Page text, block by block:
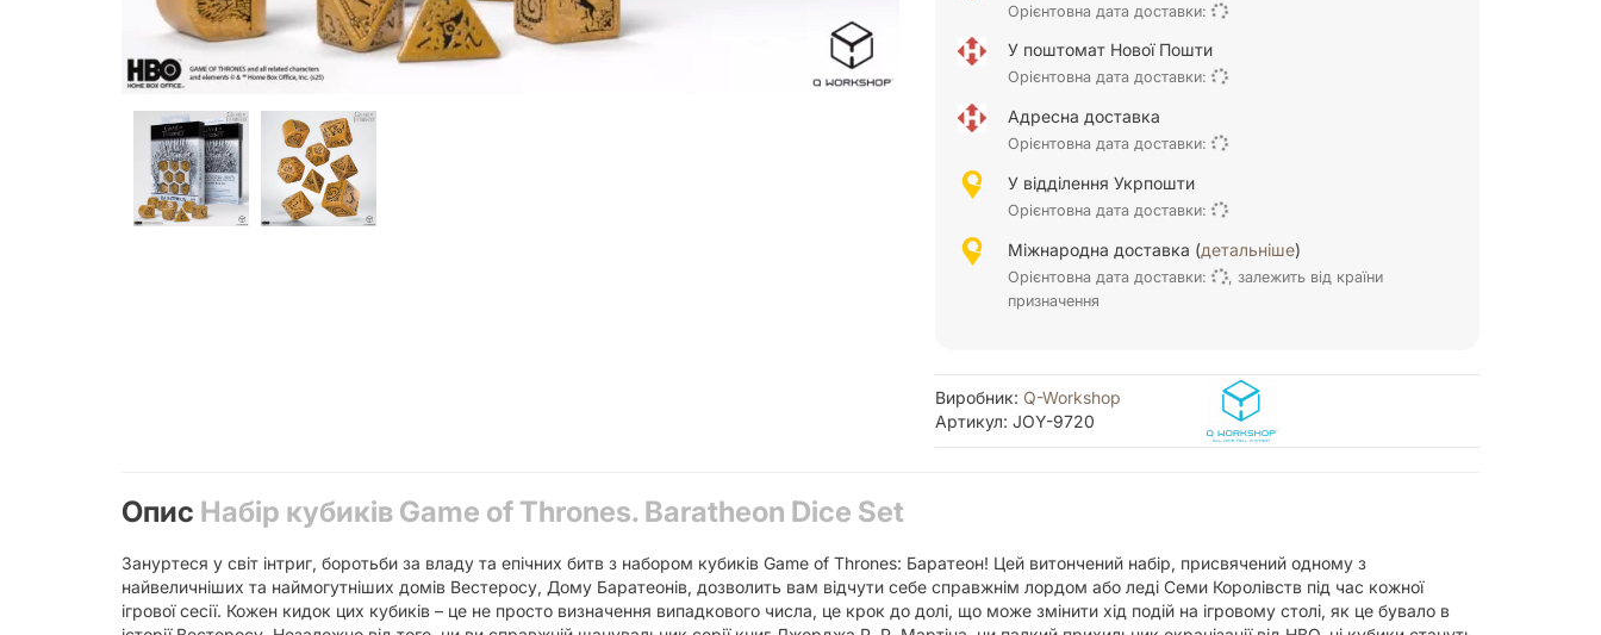
Орієнтовна дата доставки:
У поштомат Нової Пошти
Орієнтовна дата доставки:
Адресна доставка
Орієнтовна дата доставки:
У відділення Укрпошти
Орієнтовна дата доставки:
Міжнародна доставка (детальніше)
Орієнтовна дата доставки:
, залежить від країни
призначення
Виробник: Q-Workshop
Артикул: JOY-9720
Опис Набір кубиків Game of Thrones. Baratheon Dice Set
Зануртеся у світ інтриг, боротьби за владу та епічних битв з набором кубиків Game of Thrones: Баратеон! Цей витончений набір, присвячений одному з
найвеличніших та наймогутніших домів Вестеросу, Дому Баратеонів, дозволить вам відчути себе справжнім лордом або леді Семи Королівств під час кожної
ігрової сесії. Кожен кидок цих кубиків – це не просто визначення випадкового числа, це крок до долі, що може змінити хід подій на ігровому столі, як це бувало в